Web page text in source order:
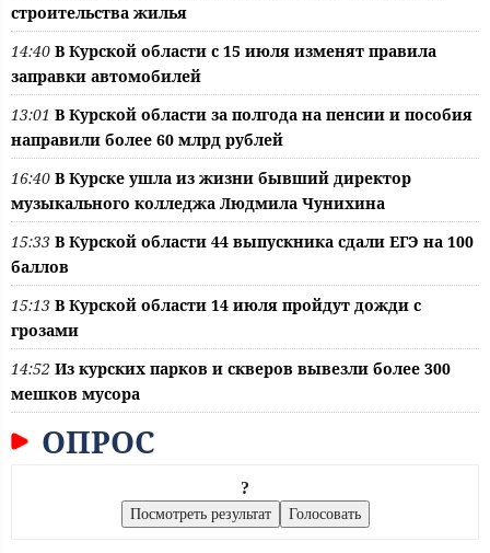
строительства жилья
14:40 В Курской области с 15 июля изменят правила
заправки автомобилей
13:01 В Курской области за полгода на пенсии и пособия
направили более 60 млрд рублей
16:40 В Курске ушла из жизни бывший директор
музыкального колледжа Людмила Чунихина
15:33 В Курской области 44 выпускника сдали ЕГЭ на 100
баллов
15:13 В Курской области 14 июля пройдут дожди с
грозами
14:52 Из курских парков и скверов вывезли более 300
мешков мусора
ОПРОС
?